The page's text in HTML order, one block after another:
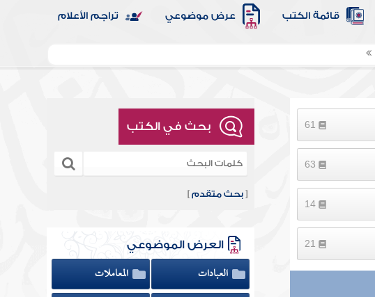
قائمة الكتب عرض موضوعي تراجم الأعلام
14
بحث في الكتب
[بحث متقدم ]
العرض الموضوعي
العبادات
المعاملات